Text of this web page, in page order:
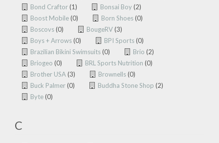
Bond Craftor(1) Bonsai Boy(2)
Boost Mobile(0) Born Shoes(0)
Boscovs(0) BougeRV(3)
Boys + Arrows(0) BPI Sports(0)
Brazilian Bikini Swimsuits(0) Brio (2)
Briogeo (0) BRL Sports Nutrition (0)
Brother USA (3) Brownells(0)
Buck Palmer(0) Buddha Stone Shop (2)
Byte(0)
C